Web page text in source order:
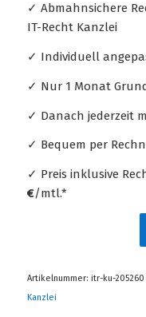
✓ Abmahnsichere
IT-Recht Kanzlei
✓ Individuell
✓ Nur 1 Monat
✓ Danach jederzeit
✓ Bequem per
✓ Preis inklusive
€/mtl.*
Artikelnummer: itr-ku-205260
Kanzlei